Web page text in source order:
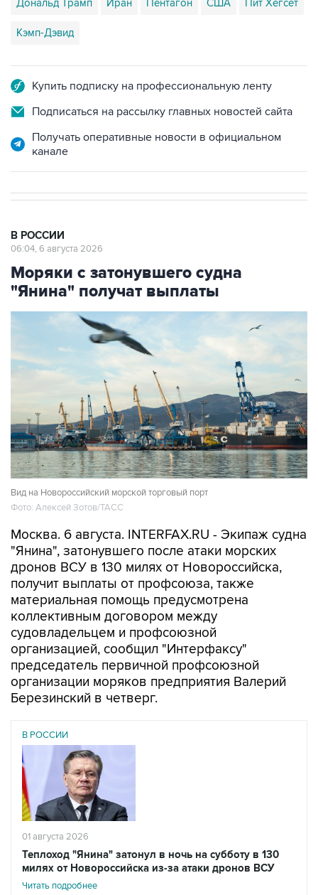
Дональд Трамп Иран Пентагон США Пит Хегсет
Кэмп-Дэвид
Купить подписку на профессиональную ленту
Подписаться на рассылку главных новостей сайта
Получать оперативные новости в официальном
канале
В РОССИИ
06:04, 6 августа 2026
Моряки с затонувшего судна
"Янина" получат выплаты
Вид на Новороссийский морской торговый порт
Фото: Алексей Зотов/ТАСС
Москва. 6 августа. INTERFAX.RU - Экипаж судна
"Янина", затонувшего после атаки морских
дронов ВСУ в 130 милях от Новороссийска,
получит выплаты от профсоюза, также
материальная помощь предусмотрена
коллективным договором между
судовладельцем и профсоюзной
организацией, сообщил "Интерфаксу"
председатель первичной профсоюзной
организации моряков предприятия Валерий
Березинский в четверг.
В РОССИИ
01 августа 2026
Теплоход "Янина" затонул в ночь на субботу в 130
милях от Новороссийска из-за атаки дронов ВСУ
Читать подробнее